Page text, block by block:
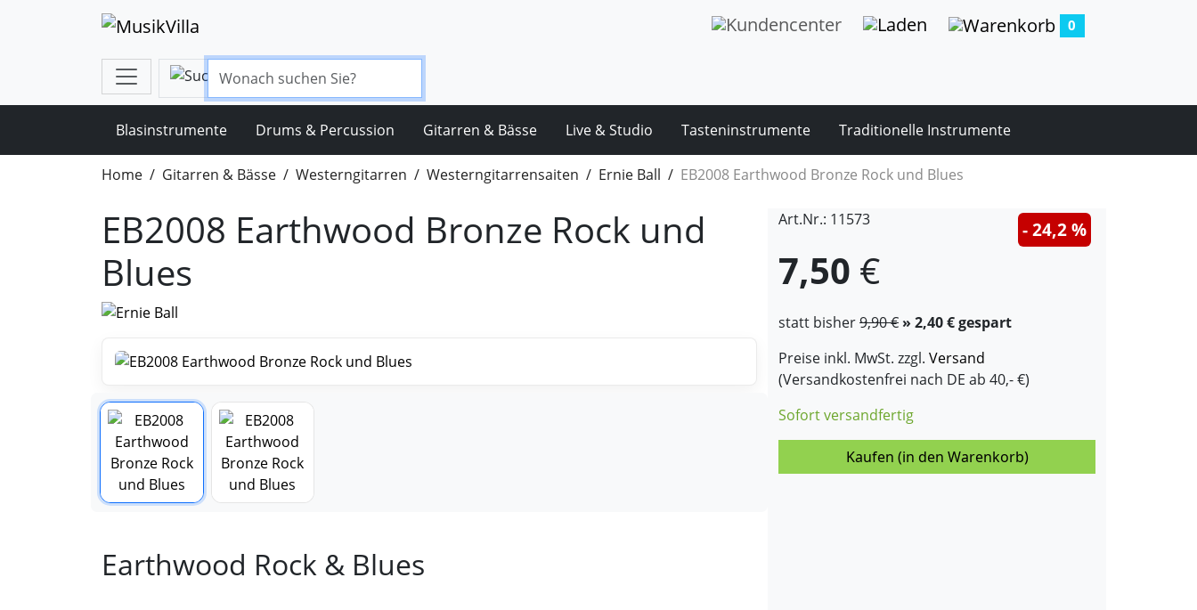
0
Blasinstrumente Drums & Percussion Gitarren & Bässe Live & Studio Tasteninstrumente Traditionelle Instrumente
Home Gitarren & Bässe Westerngitarren Westerngitarrensaiten Ernie Ball EB2008 Earthwood Bronze Rock und Blues
EB2008 Earthwood Bronze Rock und
Blues
Earthwood Rock & Blues
Art.Nr.: 11573
7,50 €
statt bisher9,90 € » 2,40 € gespart
- 24,2 %
Preise inkl. MwSt. zzgl. Versand
(Versandkostenfrei nach DE ab 40,- €)
Sofort versandfertig
Kaufen (in den Warenkorb)